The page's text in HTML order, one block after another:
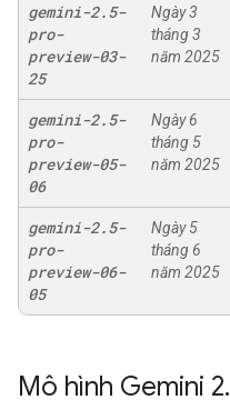
gemini-2.5-
pro-
preview-03-
25
Ngày 3
tháng 3
năm 2025
gemini-2.5-
pro-
preview-05-
06
Ngày 6
tháng 5
năm 2025
gemini-2.5-
pro-
preview-06-
05
Ngày 5
tháng 6
năm 2025
Mô hình Gemini 2.